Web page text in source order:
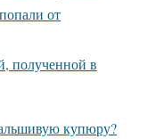
от
полученной в
купюру?